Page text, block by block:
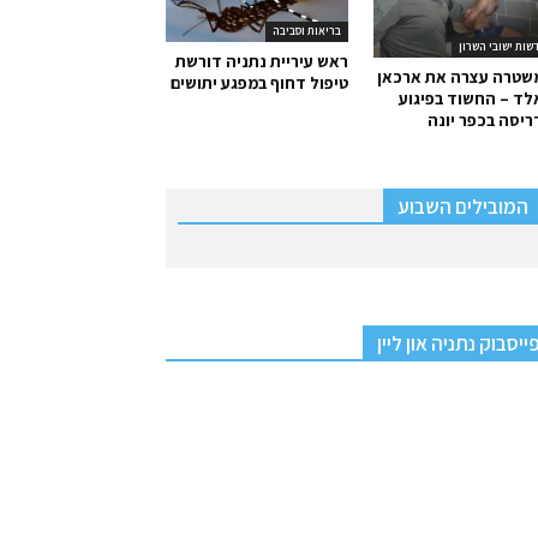
בריאות וסביבה
ראש עיריית נתניה דורשת
טיפול דחוף במפגע יתושים
ישובי השרון
עצרה את ארכאן
– החשוד בפיגוע
בכפר יונה
המובילים השבוע
פייסבוק נתניה און ליין